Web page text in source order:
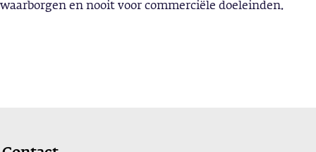
waarborgen en nooit voor commerciële doeleinden.